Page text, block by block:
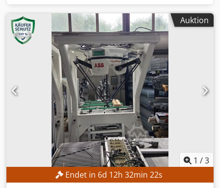
Auktion
1 /3
Endet in 6d 12h 32min 21s